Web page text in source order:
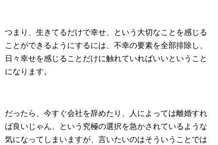
つまり、生きてるだけで幸せ、という大切なことを感じる
ことができるようにするには、不幸の要素を全部排除し、
日々幸せを感じることだけに触れていればいいということ
になります。
だったら、今すぐ会社を辞めたり、人によっては離婚すれ
ば良いじゃん、という究極の選択を急かされているような
気になってしまいますが、言いたいのはそういうことでは